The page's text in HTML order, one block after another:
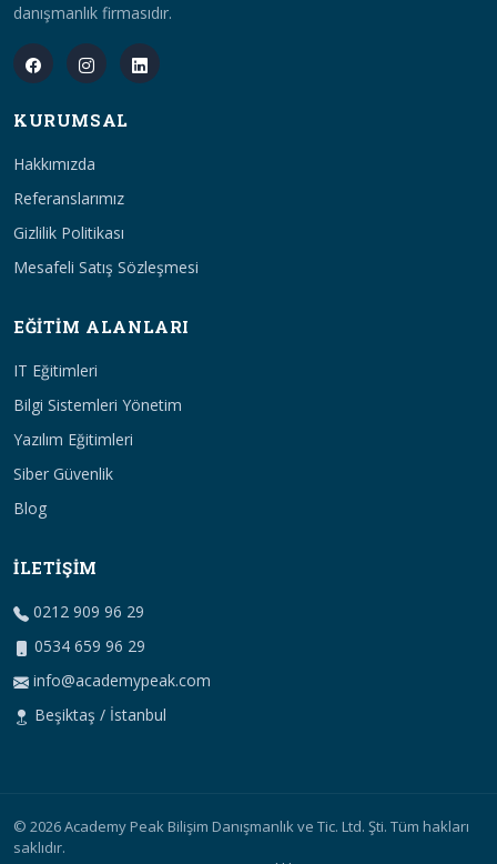
danışmanlık firmasıdır.
KURUMSAL
Hakkımızda
Referanslarımız
Gizlilik Politikası
Mesafeli Satış Sözleşmesi
EĞITIM ALANLARI
IT Eğitimleri
Bilgi Sistemleri Yönetim
Yazılım Eğitimleri
Siber Güvenlik
Blog
İLETIŞIM
0212 909 96 29
0534 659 96 29
info@academypeak.com
Beşiktaş / İstanbul
© 2026 Academy Peak Bilişim Danışmanlık ve Tic. Ltd. Şti. Tüm hakları
saklıdır.